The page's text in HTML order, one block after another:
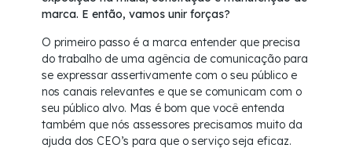
marca. E então, vamos unir forças?
O primeiro passo é a marca entender que precisa
do trabalho de uma agência de comunicação para
se expressar assertivamente com o seu público e
nos canais relevantes e que se comunicam com o
seu público alvo. Mas é bom que você entenda
também que nós assessores precisamos muito da
ajuda dos CEO’s para que o serviço seja eficaz.